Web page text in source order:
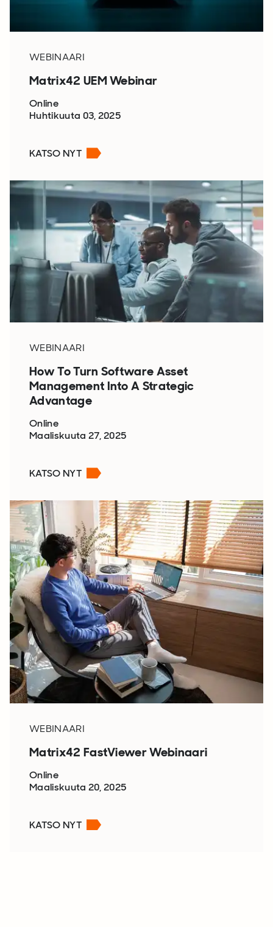
WEBINAARI
Matrix42 UEM Webinar
Online
Huhtikuuta 03, 2025
KATSO NYT
WEBINAARI
How To Turn Software Asset
Management Into A Strategic
Advantage
Online
Maaliskuuta 27, 2025
KATSO NYT
WEBINAARI
Matrix42 FastViewer Webinaari
Online
Maaliskuuta 20, 2025
KATSO NYT